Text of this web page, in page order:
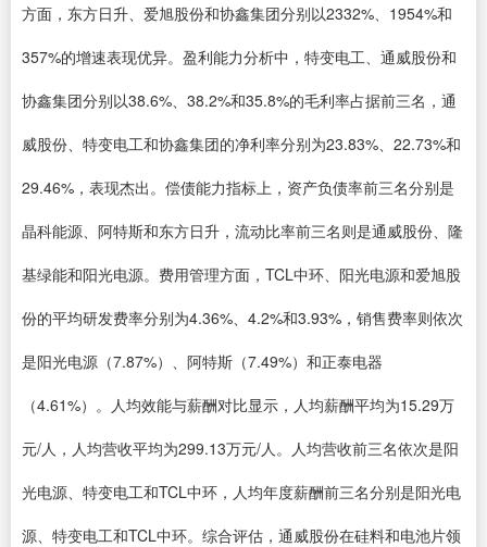
方面，东方日升、爱旭股份和协鑫集团分别以2332%、1954%和
357%的增速表现优异。盈利能力分析中，特变电工、通威股份和
协鑫集团分别以38.6%、38.2%和35.8%的毛利率占据前三名，通
威股份、特变电工和协鑫集团的净利率分别为23.83%、22.73%和
29.46%，表现杰出。偿债能力指标上，资产负债率前三名分别是
晶科能源、阿特斯和东方日升，流动比率前三名则是通威股份、隆
基绿能和阳光电源。费用管理方面，TCL中环、阳光电源和爱旭股
份的平均研发费率分别为4.36%、4.2%和3.93%，销售费率则依次
是阳光电源（7.87%）、阿特斯（7.49%）和正泰电器
（4.61%）。人均效能与薪酬对比显示，人均薪酬平均为15.29万
元/人，人均营收平均为299.13万元/人。人均营收前三名依次是阳
光电源、特变电工和TCL中环，人均年度薪酬前三名分别是阳光电
源、特变电工和TCL中环。综合评估，通威股份在硅料和电池片领